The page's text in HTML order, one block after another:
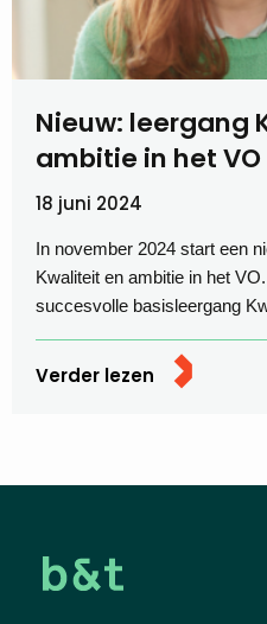
Nieuw: leergang
ambitie in het VO
18 juni 2024
In november 2024 start een
Kwaliteit en ambitie in het
succesvolle basisleergang
Verder lezen